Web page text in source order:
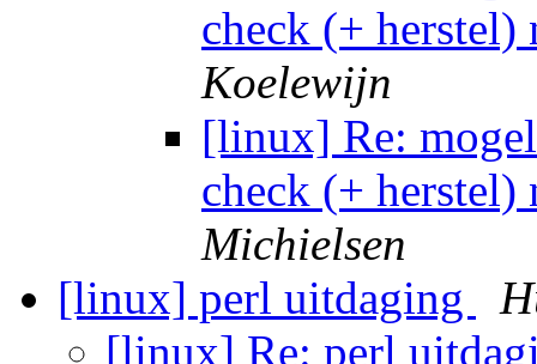
check (+ herstel)
Koelewijn
[linux] Re:
check (+ herstel)
Michielsen
[linux] perl uitdaging
[linux] Re: perl